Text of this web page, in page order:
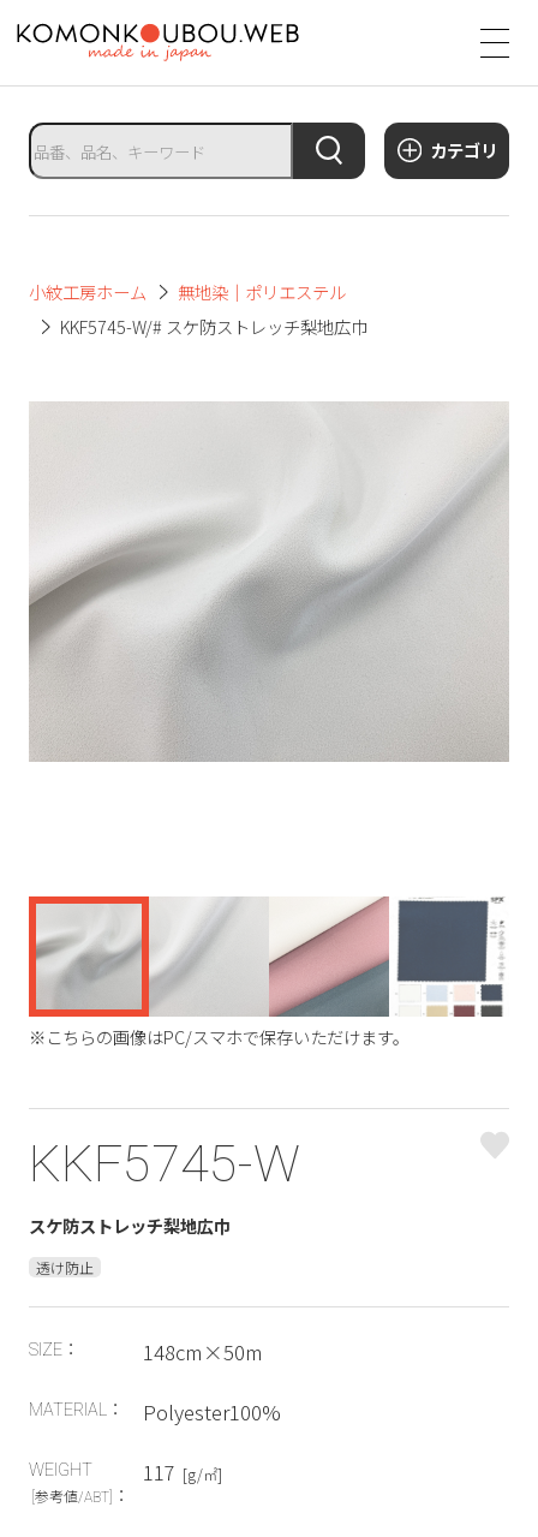
カテゴリ
小紋工房ホーム
無地染｜ポリエステル
KKF5745-W/# スケ防ストレッチ梨地広巾
※こちらの画像はPC/スマホで保存いただけます。
KKF5745-W
スケ防ストレッチ梨地広巾
透け防止
SIZE： 148cm×50m
MATERIAL： Polyester100%
WEIGHT
[参考値/ABT] ：
117 [g/㎡]
サ
イ
ト
タ
イ
ト
ニ
ー
を